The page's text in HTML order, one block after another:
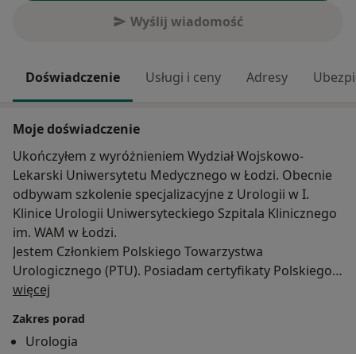
Wyślij wiadomość
Doświadczenie Usługi i ceny Adresy
Moje doświadczenie
Ukończyłem z wyróżnieniem Wydział Wojskowo-
Lekarski Uniwersytetu Medycznego w Łodzi. Obecnie
odbywam szkolenie specjalizacyjne z Urologii w I.
Klinice Urologii Uniwersyteckiego Szpitala Klinicznego
im. WAM w Łodzi.
Jestem Członkiem Polskiego Towarzystwa
Urologicznego (PTU). Posiadam certyfikaty Polskiego
Towarzystwa Ultrasonograficznego z zakresu USG
Zajmuję się diagnostyką, leczeniem zabiegowym oraz
profilaktyką schorzeń układu moczowo-płciowego u
więcej
Zakres porad
Urologia